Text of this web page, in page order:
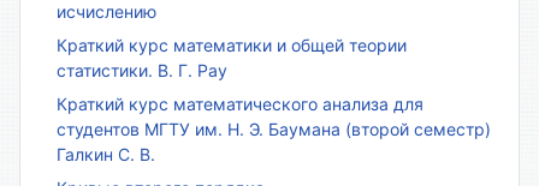
исчислению
Краткий курс математики и общей теории
статистики. В. Г. Рау
Краткий курс математического анализа для
студентов МГТУ им. Н. Э. Баумана (второй семестр)
Галкин С. В.